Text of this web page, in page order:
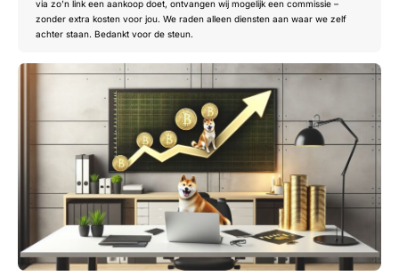
via zo’n link een aankoop doet, ontvangen wij mogelijk een commissie –
zonder extra kosten voor jou. We raden alleen diensten aan waar we zelf
achter staan. Bedankt voor de steun.